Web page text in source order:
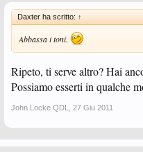
Daxter ha scritto: ↑
Abbassa i toni.
Ripeto, ti serve altro? Hai
Possiamo esserti in qualche
John Locke QDL 27 Giu 2011